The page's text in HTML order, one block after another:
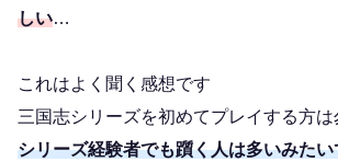
しい…
これはよく聞く感想です
三国志シリーズを初めてプレイする方は
シリーズ経験者でも躓く人は多いみたい